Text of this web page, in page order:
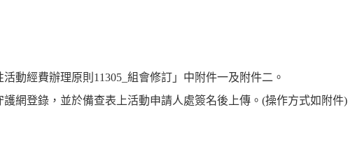
動經費辦理原則11305_組會修訂」中附件一及附件二。
網登錄，並於備查表上活動申請人處簽名後上傳。(操作方式如附件)